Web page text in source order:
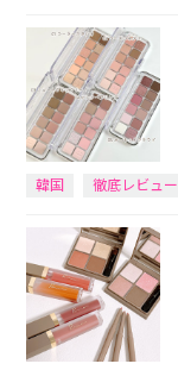
韓国 徹底レビュー